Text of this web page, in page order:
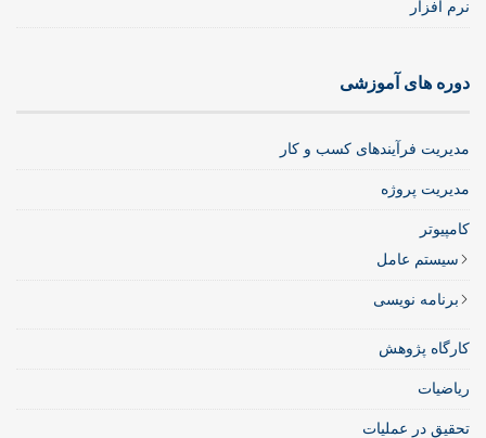
نرم افزار
دوره های آموزشی
مدیریت فرآیندهای کسب و کار
مدیریت پروژه
کامپیوتر
سیستم عامل
برنامه نویسی
کارگاه پژوهش
ریاضیات
تحقیق در عملیات